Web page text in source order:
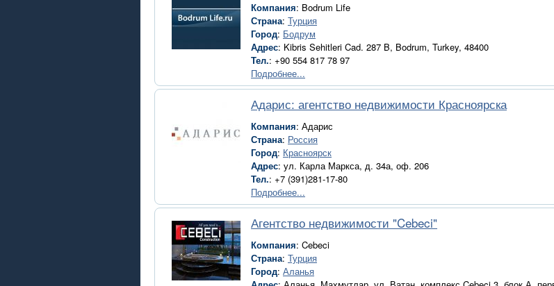
Компания: Bodrum Life
Страна: Турция
Город: Бодрум
Адрес: Kibris Sehitleri Cad. 287 B, Bodrum, Turkey, 48400
Тел.: +90 554 817 78 97
Подробнее...
Адарис: агентство недвижимости Красноярска
Компания: Адарис
Страна: Россия
Город: Красноярск
Адрес: ул. Карла Маркса, д. 34а, оф. 206
Тел.: +7 (391)281-17-80
Подробнее...
Агентство недвижимости "Cebeci"
Компания: Cebeci
Страна: Турция
Город: Аланья